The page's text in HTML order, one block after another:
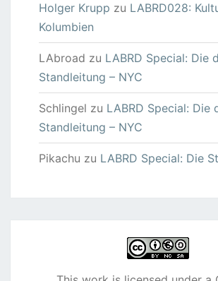
Holger Krupp zu LABRD028:
Kolumbien
LAbroad zu LABRD Special: Die
Standleitung – NYC
Schlingel zu LABRD Special: Die
Standleitung – NYC
Pikachu zu LABRD Special: Die